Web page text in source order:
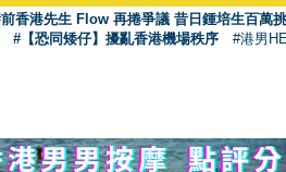
香港先生 Flow 再捲爭議 昔日鍾培生百萬
#【恐同矮仔】擾亂香港機場秩序 #港男